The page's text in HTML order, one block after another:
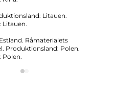
Litauen.
Litauen.
Råmaterialets
Produktionsland: Polen.
Polen.